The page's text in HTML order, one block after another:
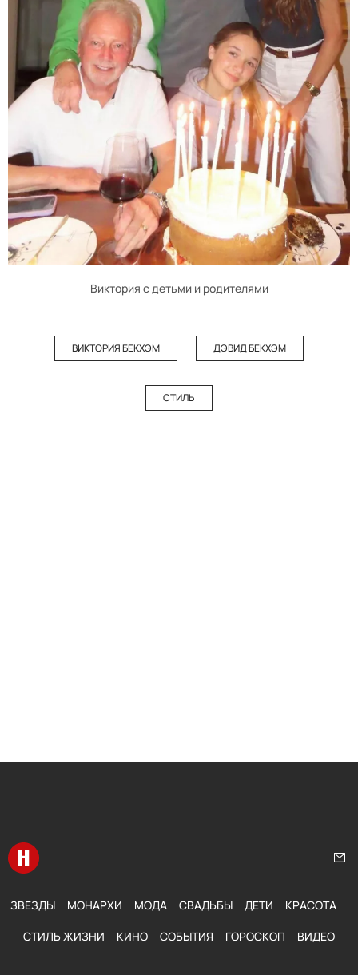
Виктория с детьми и родителями
ВИКТОРИЯ БЕКХЭМ ДЭВИД БЕКХЭМ
СТИЛЬ
Перейти на главную
ЗВЕЗДЫ МОНАРХИ МОДА СВАДЬБЫ ДЕТИ КРАСОТА
СТИЛЬ ЖИЗНИ КИНО СОБЫТИЯ ГОРОСКОП ВИДЕО